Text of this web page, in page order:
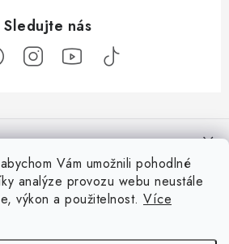
Vám umožnili pohodlné
analýze provozu webu neustále
výkon a použitelnost. Více